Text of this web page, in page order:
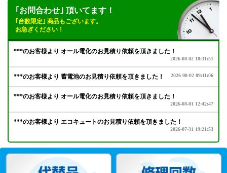
｢お問合わせ｣ 頂いてます！
｢台数限定｣ 商品もございます。
お急ぎください！